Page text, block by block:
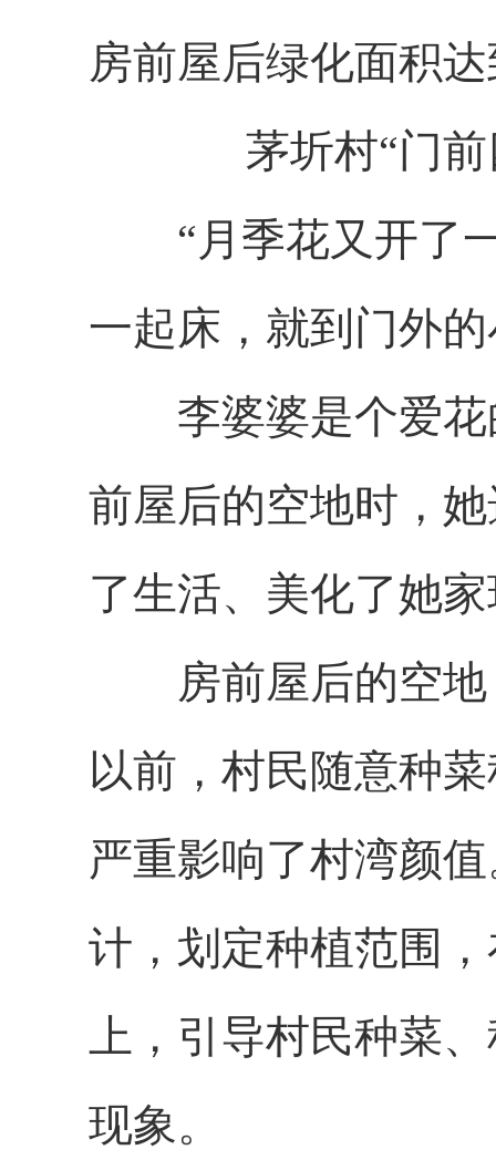
房前屋后绿化面积
茅圻村“门
“月季花又开了一
一起床，就到门外
李婆婆是个爱花
前屋后的空地时，
了生活、美化了她
房前屋后的空地
以前，村民随意种
严重影响了村湾颜
计，划定种植范围
上，引导村民种菜
现象。